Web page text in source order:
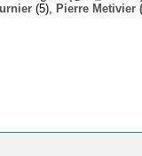
(5), Pierre Metivier